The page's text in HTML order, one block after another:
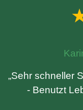
„Sehr schneller
- Benutzt